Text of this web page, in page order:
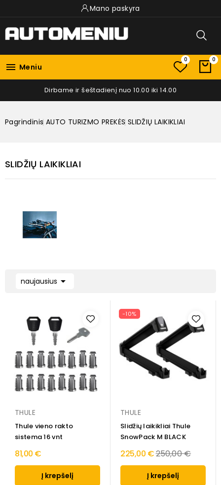
Mano paskyra
 Meniu
0 0
Dirbame ir šeštadienį nuo 10.00 iki 14.00
Pagrindinis AUTO TURIZMO PREKĖS SLIDŽIŲ LAIKIKLIAI
SLIDŽIŲ LAIKIKLIAI
naujausius 
THULE
Thule vieno rakto
sistema 16 vnt
81,00 €
Į krepšelį
-10%
THULE
Slidžių laikikliai Thule
SnowPack M BLACK
225,00 €Regular
price
250,00 €
Į krepšelį